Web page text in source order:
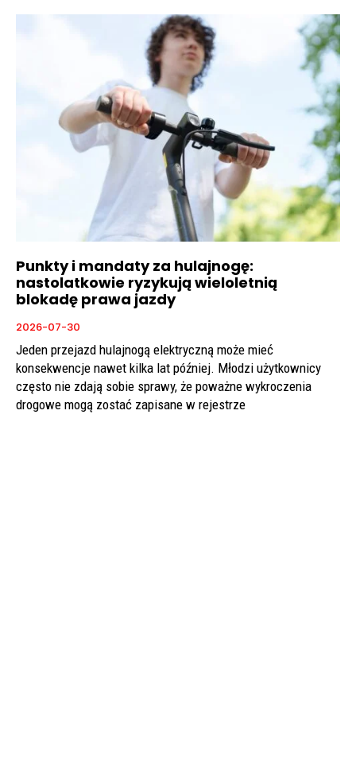
Punkty i mandaty za hulajnogę:
nastolatkowie ryzykują wieloletnią
blokadę prawa jazdy
2026-07-30
Jeden przejazd hulajnogą elektryczną może mieć
konsekwencje nawet kilka lat później. Młodzi użytkownicy
często nie zdają sobie sprawy, że poważne wykroczenia
drogowe mogą zostać zapisane w rejestrze